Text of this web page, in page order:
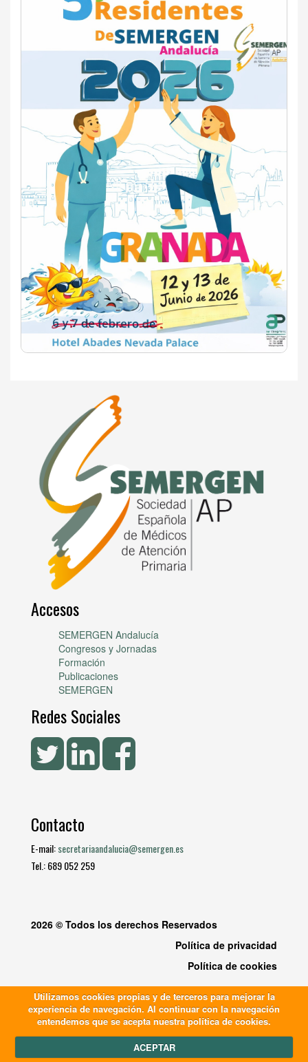
Accesos
SEMERGEN Andalucía
Congresos y Jornadas
Formación
Publicaciones
SEMERGEN
Redes Sociales
Contacto
E-mail:secretariaandalucia@semergen.es
Tel.: 689 052 259
2026 © Todos los derechos Reservados
Política de privacidad
Política de cookies
Utilizamos cookies propias y de terceros para mejorar la
experiencia de navegación. Al continuar con la navegación
entendemos que se acepta nuestra política de cookies.
ACEPTAR